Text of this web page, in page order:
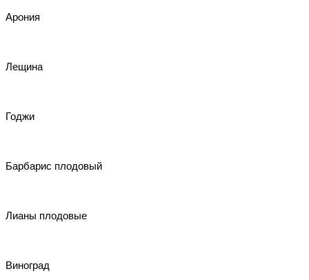
Арония
Лещина
Годжи
Барбарис плодовый
Лианы плодовые
Виноград